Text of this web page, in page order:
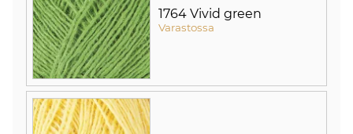
1764 Vivid green
Varastossa